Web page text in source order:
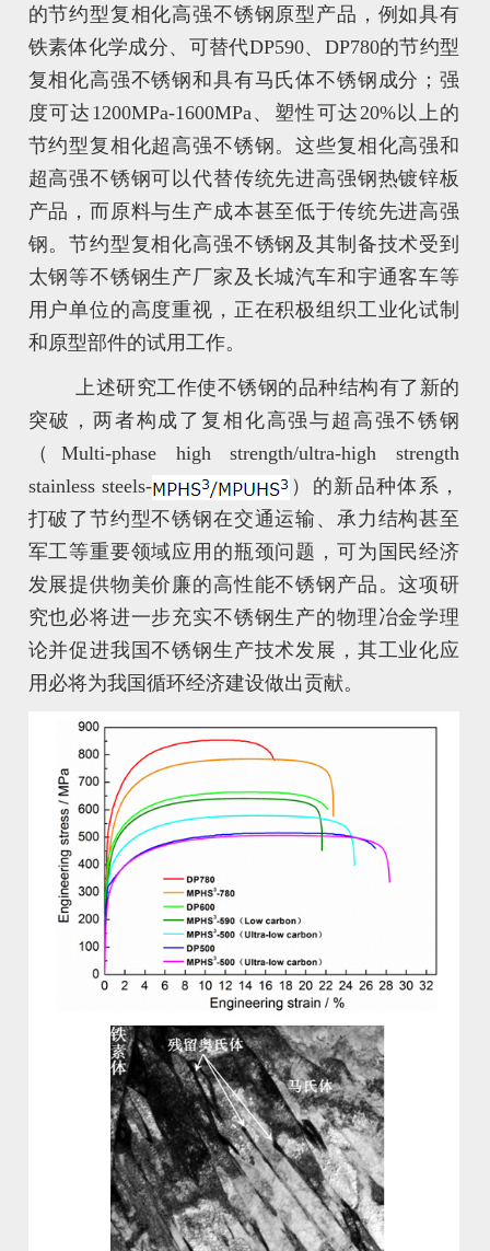
的节约型复相化高强不锈钢原型产品，例如具有
铁素体化学成分、可替代DP590、DP780的节约型
复相化高强不锈钢和具有马氏体不锈钢成分；强
度可达1200MPa-1600MPa、塑性可达20%以上的
节约型复相化超高强不锈钢。这些复相化高强和
超高强不锈钢可以代替传统先进高强钢热镀锌板
产品，而原料与生产成本甚至低于传统先进高强
钢。节约型复相化高强不锈钢及其制备技术受到
太钢等不锈钢生产厂家及长城汽车和宇通客车等
用户单位的高度重视，正在积极组织工业化试制
和原型部件的试用工作。
上述研究工作使不锈钢的品种结构有了新的
突破，两者构成了复相化高强与超高强不锈钢
（Multi-phase high strength/ultra-high strength
stainless steels-
）的新品种体系，
打破了节约型不锈钢在交通运输、承力结构甚至
军工等重要领域应用的瓶颈问题，可为国民经济
发展提供物美价廉的高性能不锈钢产品。这项研
究也必将进一步充实不锈钢生产的物理冶金学理
论并促进我国不锈钢生产技术发展，其工业化应
用必将为我国循环经济建设做出贡献。